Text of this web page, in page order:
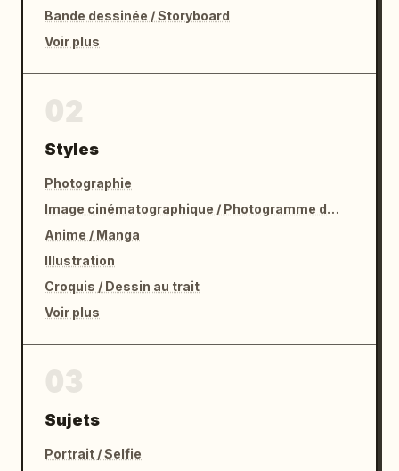
Bande dessinée / Storyboard
Voir plus
Styles
Photographie
Image cinématographique / Photogramme de film
Anime / Manga
Illustration
Croquis / Dessin au trait
Voir plus
Sujets
Portrait / Selfie